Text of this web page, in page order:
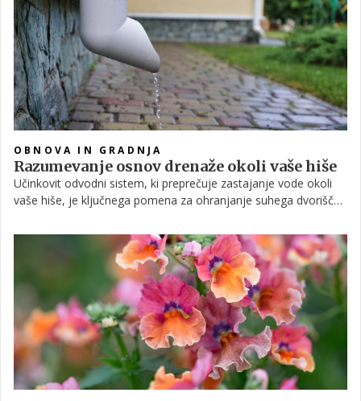
OBNOVA IN GRADNJA
Razumevanje osnov drenaže okoli vaše hiše
Učinkovit odvodni sistem, ki preprečuje zastajanje vode okoli
vaše hiše, je ključnega pomena za ohranjanje suhega dvorišča
drenaže dvorišča niso nujno drage in jih je mogoče izvesti brez
večjih posegov ali zapletenih gradbenih del. Cilj je preprečiti
stekanje vode proti temeljem hiše – še posebno na delih, ki so
bolj na udaru pred poplavo.